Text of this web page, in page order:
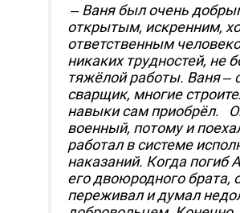
– Ваня был очень
открытым, искренним,
ответственным
никаких трудностей, не
тяжёлой работы. Ваня –
сварщик, многие
навыки сам приобрёл.
военный, потому и
работал в системе
наказаний. Когда погиб
его двоюродного брата,
переживал и думал